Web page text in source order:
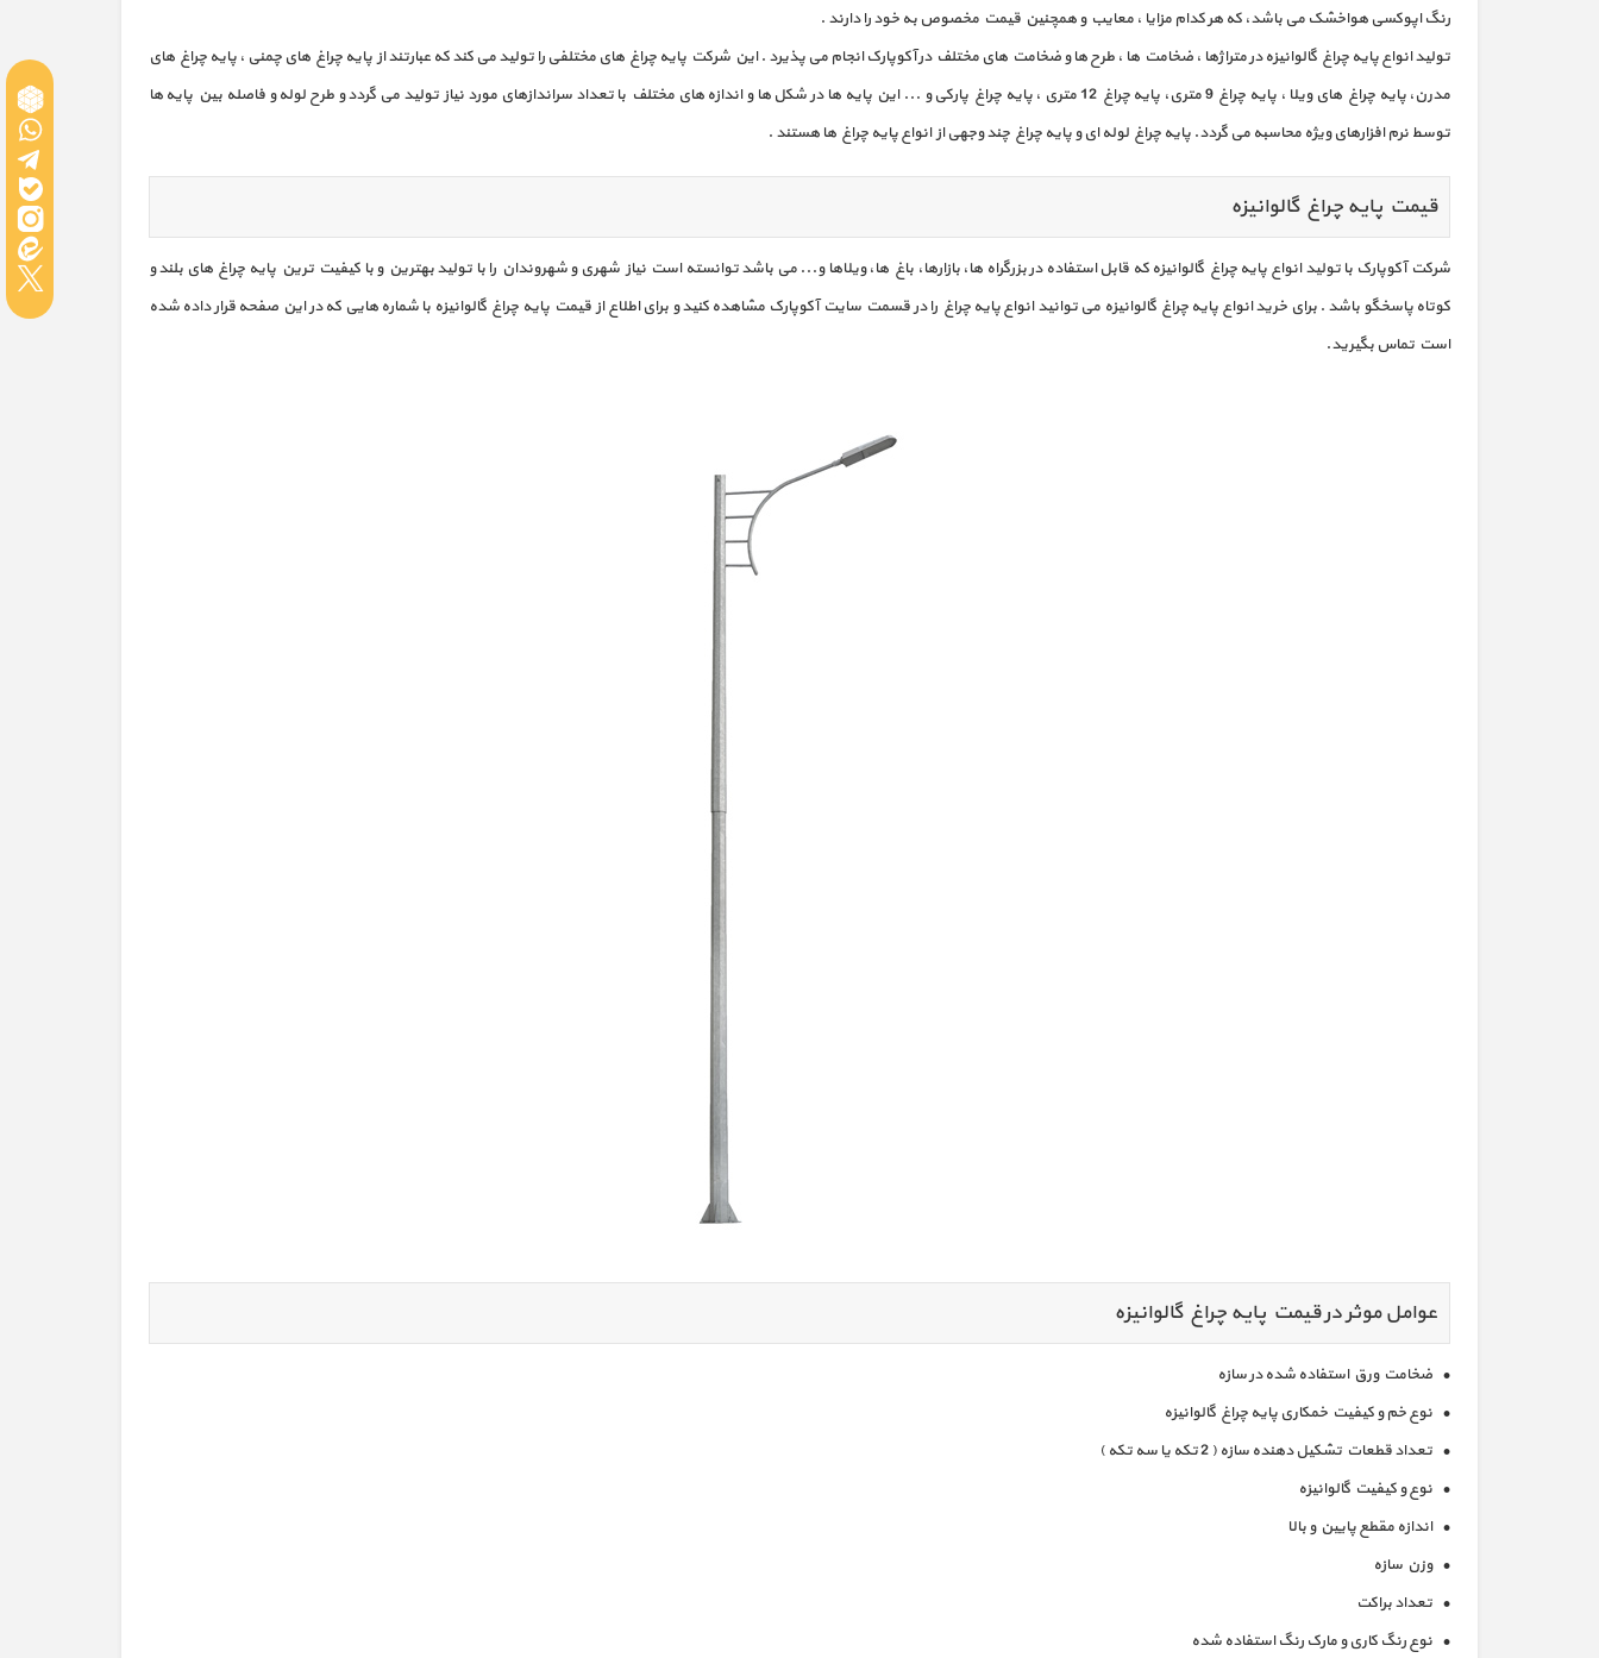
رنگ اپوکسی هواخشک می باشد، که هر کدام مزایا ، معایب و همچنین قیمت مخصوص به خود را دارند .
تولید انواع پایه چراغ گالوانیزه در متراژها ، ضخامت ها ، طرح ها و ضخامت های مختلف در آکوپارک انجام می پذیرد . این شرکت پایه چراغ های مختلفی را تولید می کند که عبارتند از پایه چراغ های چمنی ، پایه چراغ های
مدرن، پایه چراغ های ویلا ، پایه چراغ 9 متری، پایه چراغ 12 متری ، پایه چراغ پارکی و ... این پایه ها در شکل ها و اندازه های مختلف با تعداد سراندازهای مورد نیاز تولید می گردد و طرح لوله و فاصله بین پایه ها
توسط نرم افزارهای ویژه محاسبه می گردد. پایه چراغ لوله ای و پایه چراغ چند وجهی از انواع پایه چراغ ها هستند .
قیمت پایه چراغ گالوانیزه
شرکت آکوپارک با تولید انواع پایه چراغ گالوانیزه که قابل استفاده در بزرگراه ها، بازارها، باغ ها، ویلاها و... می باشد توانسته است نیاز شهری و شهروندان را با تولید بهترین و با کیفیت ترین پایه چراغ های بلند و
کوتاه پاسخگو باشد . برای خرید انواع پایه چراغ گالوانیزه می توانید انواع پایه چراغ را در قسمت سایت آکوپارک مشاهده کنید و برای اطلاع از قیمت پایه چراغ گالوانیزه با شماره هایی که در این صفحه قرار داده شده
است تماس بگیرید.
عوامل موثر در قیمت پایه چراغ گالوانیزه
• ضخامت ورق استفاده شده در سازه
• نوع خم و کیفیت خمکاری پایه چراغ گالوانیزه
• تعداد قطعات تشکیل دهنده سازه ( 2 تکه یا سه تکه )
• نوع و کیفیت گالوانیزه
• اندازه مقطع پایین و بالا
• وزن سازه
• تعداد براکت
• نوع رنگ کاری و مارک رنگ استفاده شده